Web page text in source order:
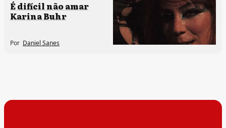
Processos artísticos
É difícil não amar
Karina Buhr
Por Daniel Sanes